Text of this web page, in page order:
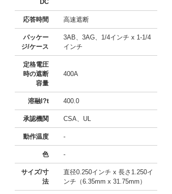
DC
応答時間 高速遮断
パッケー
ジ/ケース
3AB、3AG、1/4インチ x 1-1/4
インチ
定格電圧
時の遮断
容量
400A
溶融I?t 400.0
承認機関 CSA、UL
動作温度 -
色 -
サイズ/寸
法
直径0.250インチ x 長さ1.250イ
ンチ（6.35mm x 31.75mm）